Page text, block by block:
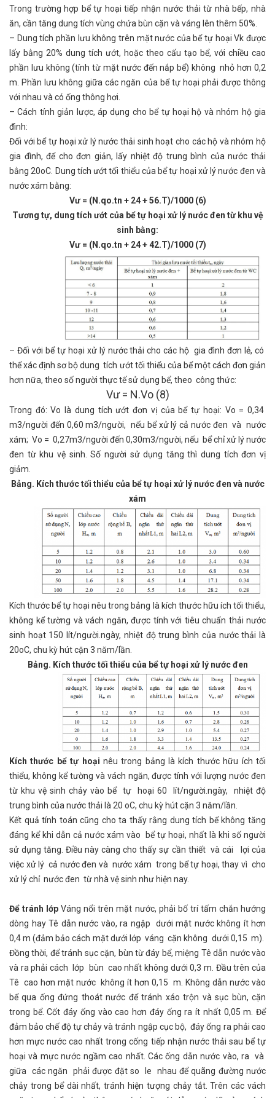
Trong trường hợp bể tự hoại tiếp nhận nước thải từ nhà bếp, nhà
ăn, cần tăng dung tích vùng chứa bùn cặn và váng lên thêm 50%.
– Dung tích phần lưu không trên mặt nước của bể tự hoại Vk được
lấy bằng 20% dung tích ướt, hoặc theo cấu tạo bể, với chiều cao
phần lưu không (tính từ mặt nước đến nắp bể) không nhỏ hơn 0,2
m. Phần lưu không giữa các ngăn của bể tự hoại phải được thông
với nhau và có ống thông hơi.
– Cách tính giản lược, áp dụng cho bể tự hoại hộ và nhóm hộ gia
đình:
Đối với bể tự hoại xử lý nước thải sinh hoạt cho các hộ và nhóm hộ
gia đình, để cho đơn giản, lấy nhiệt độ trung bình của nước thải
bằng 20oC. Dung tích ướt tối thiểu của bể tự hoại xử lý nước đen và
nước xám bằng:
Vư = (N.qo.tn + 24 + 56.T)/1000 (6)
Tương tự, dung tích ướt của bể tự hoại xử lý nước đen từ khu vệ
sinh bằng:
Vư = (N.qo.tn + 24 + 42.T)/1000 (7)
– Đối với bể tự hoại xử lý nước thải cho các hộ gia đình đơn lẻ, có
thể xác định sơ bộ dung tích ướt tối thiểu của bể một cách đơn giản
hơn nữa, theo số người thực tế sử dụng bể, theo công thức:
Vư = N.Vo (8)
Trong đó: Vo là dung tích ướt đơn vị của bể tự hoại: Vo = 0,34
m3/người đến 0,60 m3/người, nếu bể xử lý cả nước đen và nước
xám; Vo = 0,27m3/người đến 0,30m3/người, nếu bể chỉ xử lý nước
đen từ khu vệ sinh. Số người sử dụng tăng thì dung tích đơn vị
giảm.
Bảng. Kích thước tối thiểu của bể tự hoại xử lý nước đen và nước
xám
Kích thước bể tự hoại nêu trong bảng là kích thước hữu ích tối thiểu,
không kể tường và vách ngăn, được tính với tiêu chuẩn thải nước
sinh hoạt 150 lít/người.ngày, nhiệt độ trung bình của nước thải là
20oC, chu kỳ hút cặn 3 năm/lần.
Bảng. Kích thước tối thiểu của bể tự hoại xử lý nước đen
Kích thước bể tự hoại nêu trong bảng là kích thước hữu ích tối
thiểu, không kể tường và vách ngăn, được tính với lượng nước đen
từ khu vệ sinh chảy vào bể tự hoại 60 lít/người.ngày, nhiệt độ
trung bình của nước thải là 20 oC, chu kỳ hút cặn 3 năm/lần.
Kết quả tính toán cũng cho ta thấy rằng dung tích bể không tăng
đáng kể khi dẫn cả nước xám vào bể tự hoại, nhất là khi số người
sử dụng tăng. Điều này càng cho thấy sự cần thiết và cái lợi của
việc xử lý cả nước đen và nước xám trong bể tự hoại, thay vì cho
xử lý chỉ nước đen từ nhà vệ sinh như hiện nay.
Để tránh lớpVáng nổi trên mặt nước, phải bố trí tấm chắn hướng
dòng hay Tê dẫn nước vào, ra ngập dưới mặt nước không ít hơn
0,4 m (đảm bảo cách mặt dưới lớp váng cặn không dưới 0,15 m).
Đồng thời, để tránh sục cặn, bùn từ đáy bể, miệng Tê dẫn nước vào
và ra phải cách lớp bùn cao nhất không dưới 0,3 m. Đầu trên của
Tê cao hơn mặt nước không ít hơn 0,15 m. Không dẫn nước vào
bể qua ống đứng thoát nước để tránh xáo trộn và sục bùn, cặn
trong bể. Cốt đáy ống vào cao hơn đáy ống ra ít nhất 0,05 m. Để
đảm bảo chế độ tự chảy và tránh ngập cục bộ, đáy ống ra phải cao
hơn mực nước cao nhất trong cống tiếp nhận nước thải sau bể tự
hoại và mực nước ngầm cao nhất. Các ống dẫn nước vào, ra và
giữa các ngăn phải được đặt so le nhau để quãng đường nước
chảy trong bể dài nhất, tránh hiện tượng chảy tắt. Trên các vách